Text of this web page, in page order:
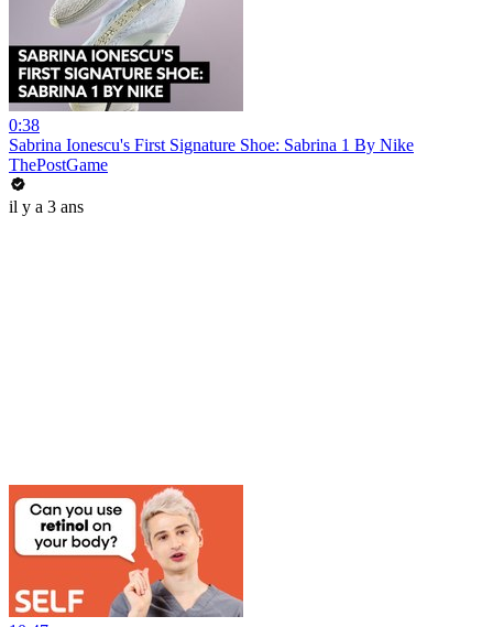
0:38
Sabrina Ionescu's First Signature Shoe: Sabrina 1 By Nike
ThePostGame
il y a 3 ans